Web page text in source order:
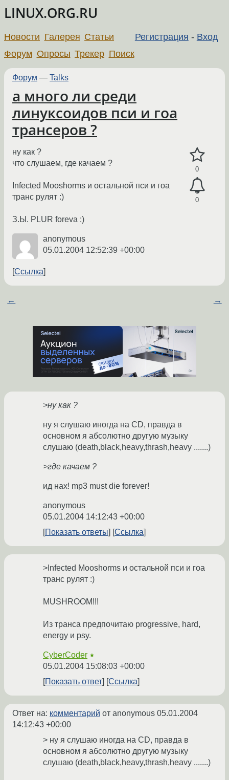
LINUX.ORG.RU
Регистрация - Вход
Новости Галерея Статьи
Форум Опросы Трекер Поиск
Форум — Talks
а много ли среди
линуксоидов пси и гоа
трансеров ?
0
0
ну как ?
что слушаем, где качаем ?
Infected Mooshorms и остальной пси и гоа
транс рулят :)
З.Ы. PLUR foreva :)
anonymous
05.01.2004 12:52:39 +00:00
Ссылка
← →
>ну как ?
ну я слушаю иногда на CD, правда в
основном я абсолютно другую музыку
слушаю (death,black,heavy,thrash,heavy .......)
>где качаем ?
ид нах! mp3 must die forever!
anonymous
05.01.2004 14:12:43 +00:00
Показать ответы
Ссылка
>Infected Mooshorms и остальной пси и гоа
транс рулят :)
MUSHROOM!!!
Из транса предпочитаю progressive, hard,
energy и psy.
CyberCoder ★
05.01.2004 15:08:03 +00:00
Показать ответ
Ссылка
Ответ на: комментарий от anonymous 05.01.2004
14:12:43 +00:00
> ну я слушаю иногда на CD, правда в
основном я абсолютно другую музыку
слушаю (death,black,heavy,thrash,heavy .......)